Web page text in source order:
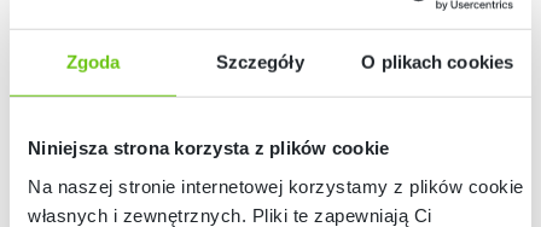
Zgoda Szczegóły O plikach cookies
Niniejsza strona korzysta z plików cookie
Na naszej stronie internetowej korzystamy z plików cookie:
własnych i zewnętrznych. Pliki te zapewniają Ci